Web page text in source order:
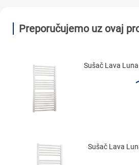
Preporučujemo uz ovaj
Sušač Lava
Sušač Lava